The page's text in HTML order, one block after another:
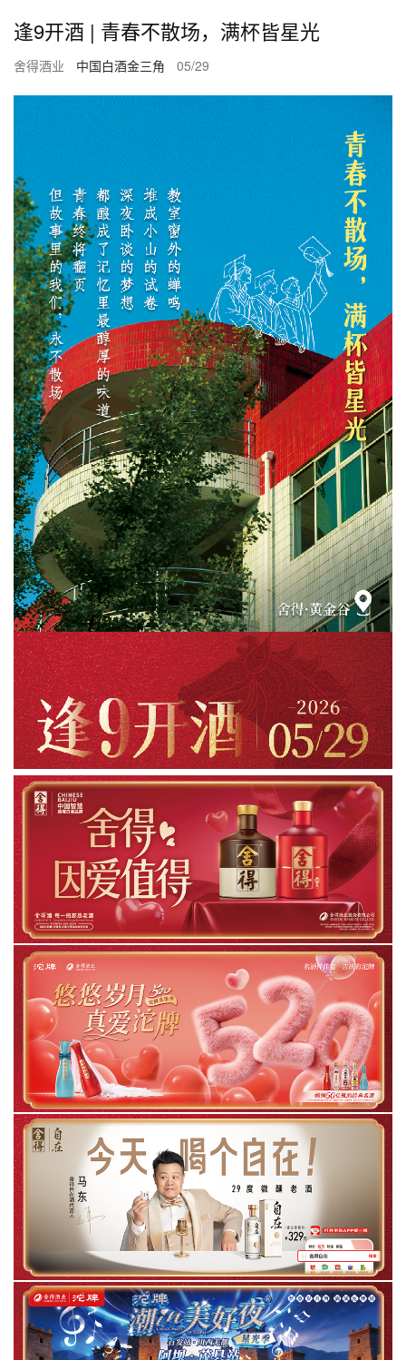
逢9开酒 | 青春不散场，满杯皆星光
舍得酒业 中国白酒金三角 05/29